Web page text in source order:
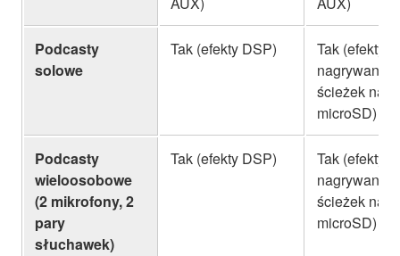
Podcasty
solowe
Tak (efekty DSP)
Tak (efekty
nagrywanie
ścieżek na
microSD)
Podcasty
wieloosobowe
(2 mikrofony, 2
pary
słuchawek)
Tak (efekty DSP)
Tak (efekty
nagrywanie
ścieżek na
microSD)